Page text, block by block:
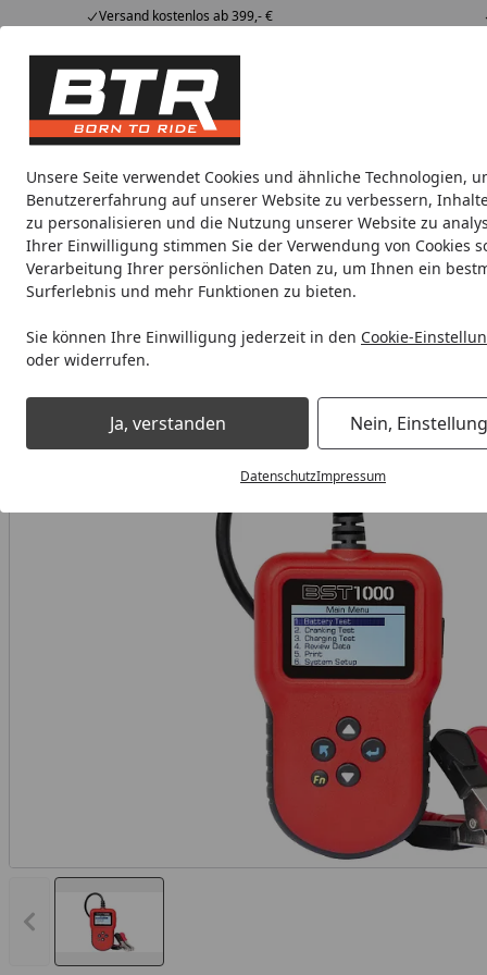
Unsere Seite verwendet Cookies und ähnliche Technologien,
Benutzererfahrung auf unserer Website zu verbessern,
zu personalisieren und die Nutzung unserer Website zu
Ihrer Einwilligung stimmen Sie der Verwendung von Cookies
Verarbeitung Ihrer persönlichen Daten zu, um Ihnen ein
Surferlebnis und mehr Funktionen zu bieten.
Sie können Ihre Einwilligung jederzeit in den Cookie-
oder widerrufen.
Ja, verstanden Nein,
DatenschutzImpressum
Versand kostenlos ab 399,- €
Hotline07051 / 9 222 5959
Mi-Fr. 8-12 Uhr
Alle Produkte
Alle ProdukteMarken
Motorradteile & Ersatzteile Anbauteile Auspuff
Noch 1 Tag und 2 Stunden
Spare
Motorradteile & Ersatzteile Batterien Motorradbatterie
Vorheriges Bild anzeigen